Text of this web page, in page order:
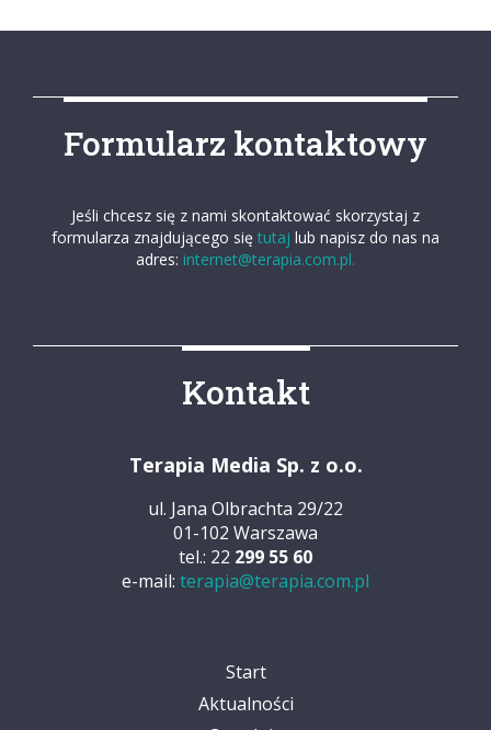
Formularz kontaktowy
Jeśli chcesz się z nami skontaktować skorzystaj z
formularza znajdującego się tutaj lub napisz do nas na
adres: internet@terapia.com.pl.
Kontakt
Terapia Media Sp. z o.o.
ul. Jana Olbrachta 29/22
01-102 Warszawa
tel.: 22 299 55 60
e-mail: terapia@terapia.com.pl
Start
Aktualności